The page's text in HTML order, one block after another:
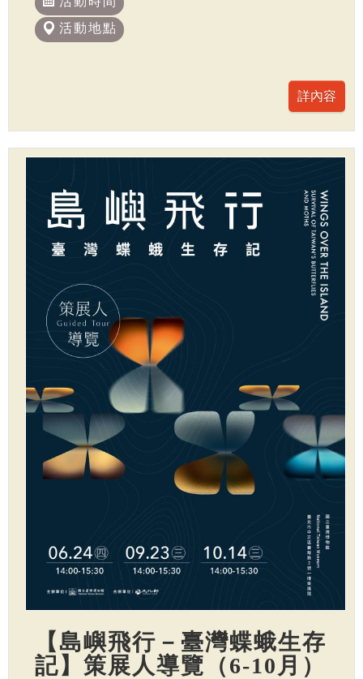
活動地點
【島嶼飛行－臺灣蝶蛾生存
記】策展人導覽（6-10月）